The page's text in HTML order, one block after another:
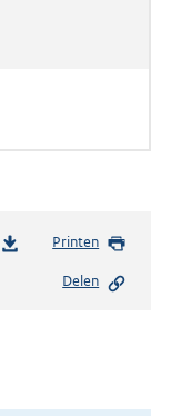
Printen
Delen